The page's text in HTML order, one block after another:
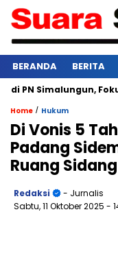
BERANDA BERITA
Simalungun, Fokus
Home / Hukum
Di Vonis 5
Padang
Ruang Sidang
Redaksi
- Jurnalis
Sabtu, 11 Oktober 2025 -